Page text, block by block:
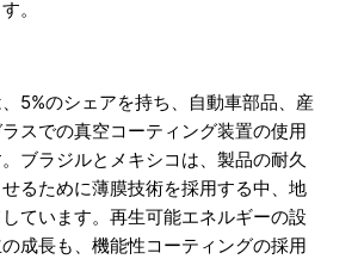
。
5%のシェアを持ち、自動車部品、産
スでの真空コーティング装置の使用
ブラジルとメキシコは、製品の耐久
るために薄膜技術を採用する中、地
ています。再生可能エネルギーの設
成長も、機能性コーティングの採用